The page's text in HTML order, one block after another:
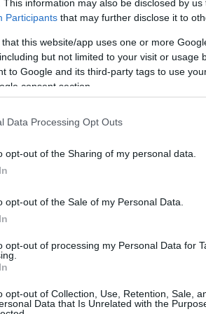
This information may also be disclosed by
Participants that may further disclose it to
that this website/app uses one or more
but not limited to your visit or usage
to Google and its third-party tags to use
consent section.
Data Processing Opt Outs
opt-out of the Sharing of my personal data.
opt-out of the Sale of my Personal Data.
opt-out of processing my Personal Data for
opt-out of Collection, Use, Retention, Sale,
Data that Is Unrelated with the
virsotni. Latvijas Televīzijai
detaļas, arī par komandas
pārdzīvojumos.
alpīnistus varētu nocelt no
dēļ tas vēl nav iespējams,